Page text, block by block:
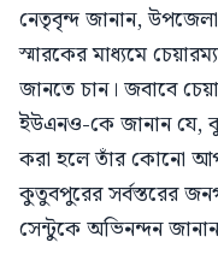
নেতৃবৃন্দ জানান,
স্মারকের মাধ্যমে
জানতে চান। জবাবে
ইউএনও-কে জানান যে,
করা হলে তাঁর কোনো
কুতুবপুরের সর্বস্তরের
সেন্টুকে অভিনন্দন